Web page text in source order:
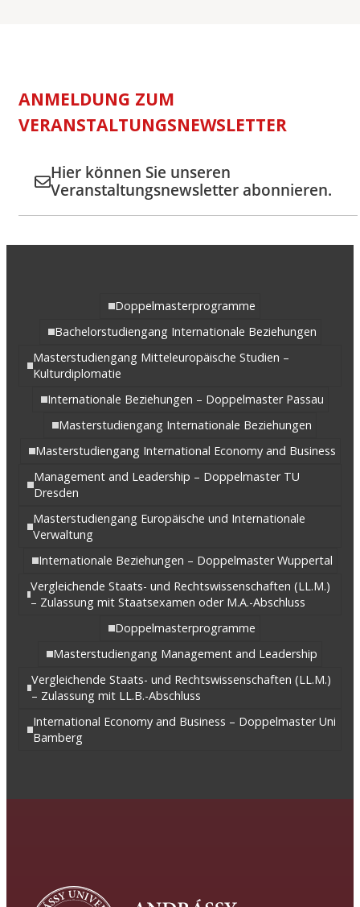
ANMELDUNG ZUM
VERANSTALTUNGSNEWSLETTER
Hier können Sie unseren
Veranstaltungsnewsletter abonnieren.
Doppelmasterprogramme
Bachelorstudiengang Internationale Beziehungen
Masterstudiengang Mitteleuropäische Studien –
Kulturdiplomatie
Internationale Beziehungen – Doppelmaster Passau
Masterstudiengang Internationale Beziehungen
Masterstudiengang International Economy and Business
Management and Leadership – Doppelmaster TU
Dresden
Masterstudiengang Europäische und Internationale
Verwaltung
Internationale Beziehungen – Doppelmaster Wuppertal
Vergleichende Staats- und Rechtswissenschaften (LL.M.)
– Zulassung mit Staatsexamen oder M.A.-Abschluss
Doppelmasterprogramme
Masterstudiengang Management and Leadership
Vergleichende Staats- und Rechtswissenschaften (LL.M.)
– Zulassung mit LL.B.-Abschluss
International Economy and Business – Doppelmaster Uni
Bamberg